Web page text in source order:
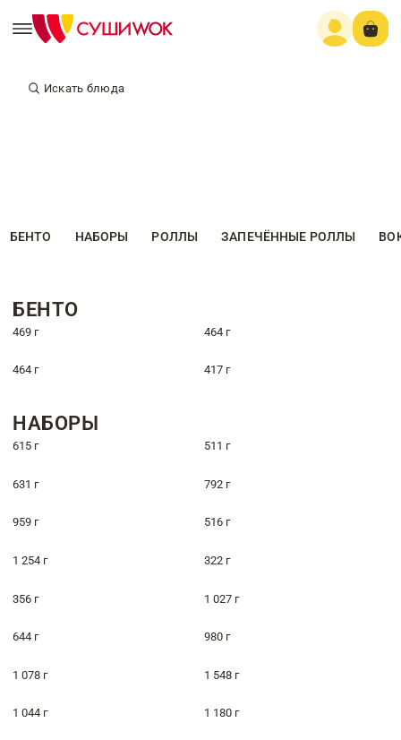
Искать блюда
БЕНТО НАБОРЫ РОЛЛЫ ЗАПЕЧЁННЫЕ РОЛЛЫ
БЕНТО
469 г 464 г
464 г 417 г
НАБОРЫ
615 г 511 г
631 г 792 г
959 г 516 г
1 254 г 322 г
356 г 1 027 г
644 г 980 г
1 078 г 1 548 г
1 044 г 1 180 г